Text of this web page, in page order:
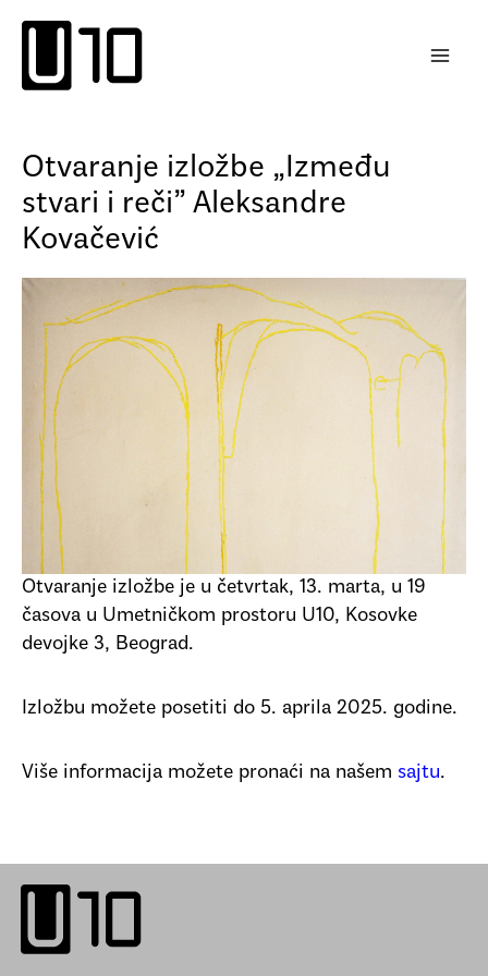
садржај
Otvaranje izložbe „Između
stvari i reči” Aleksandre
Kovačević
Otvaranje izložbe je u četvrtak, 13. marta, u 19
časova u Umetničkom prostoru U10, Kosovke
devojke 3, Beograd.
Izložbu možete posetiti do 5. aprila 2025. godine.
Više informacija možete pronaći na našem sajtu.